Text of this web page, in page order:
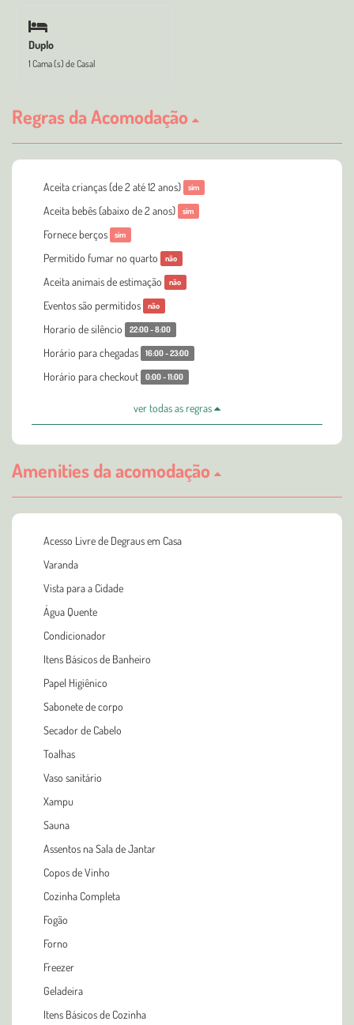
Duplo
1 Cama (s) de Casal
Regras da Acomodação
Aceita crianças (de 2 até 12 anos) sim
Aceita bebês (abaixo de 2 anos) sim
Fornece berços sim
Permitido fumar no quarto não
Aceita animais de estimação não
Eventos são permitidos não
Horario de silêncio 22:00 - 8:00
Horário para chegadas 16:00 - 23:00
Horário para checkout 0:00 - 11:00
ver todas as regras
Amenities da acomodação
Acesso Livre de Degraus em Casa
Varanda
Vista para a Cidade
Água Quente
Condicionador
Itens Básicos de Banheiro
Papel Higiênico
Sabonete de corpo
Secador de Cabelo
Toalhas
Vaso sanitário
Xampu
Sauna
Assentos na Sala de Jantar
Copos de Vinho
Cozinha Completa
Fogão
Forno
Freezer
Geladeira
Itens Básicos de Cozinha